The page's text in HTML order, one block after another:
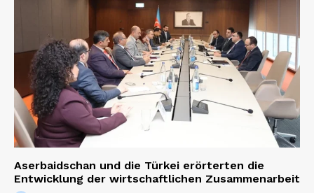
Aserbaidschan und die Türkei erörterten die
Entwicklung der wirtschaftlichen Zusammenarbeit